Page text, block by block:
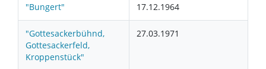
"Bungert" 17.12.1964
"Gottesackerbühnd,
Gottesackerfeld,
Kroppenstück"
27.03.1971